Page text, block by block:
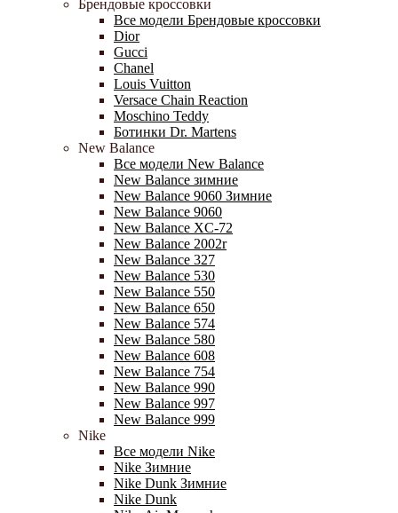
Брендовые кроссовки
Все модели Брендовые кроссовки
Dior
Gucci
Chanel
Louis Vuitton
Versace Chain Reaction
Moschino Teddy
Ботинки Dr. Martens
New Balance
Все модели New Balance
New Balance зимние
New Balance 9060 Зимние
New Balance 9060
New Balance XC-72
New Balance 2002r
New Balance 327
New Balance 530
New Balance 550
New Balance 650
New Balance 574
New Balance 580
New Balance 608
New Balance 754
New Balance 990
New Balance 997
New Balance 999
Nike
Все модели Nike
Nike Зимние
Nike Dunk Зимние
Nike Dunk